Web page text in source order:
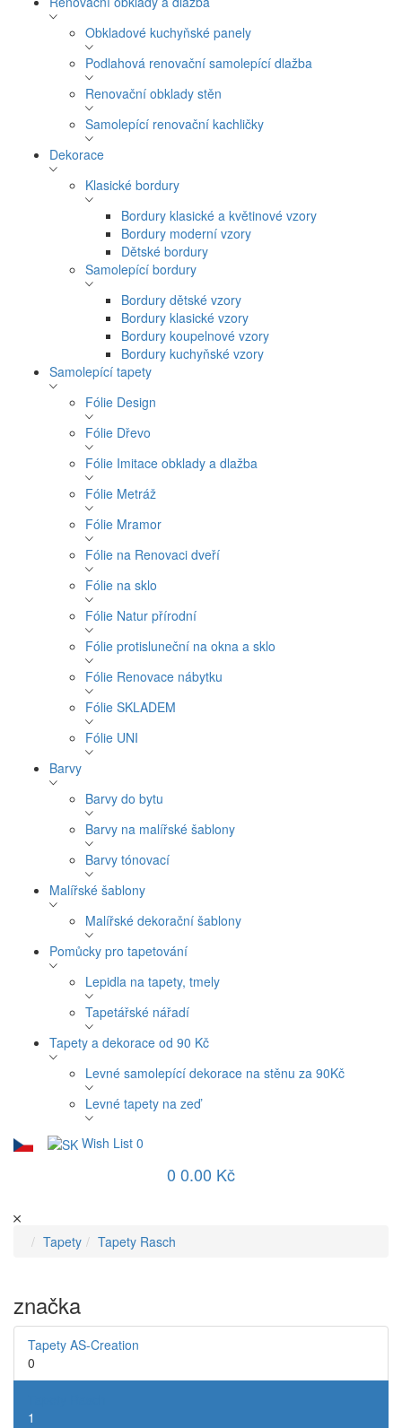
Obkladové kuchyňské panely
Podlahová renovační samolepící dlažba
Renovační obklady stěn
Samolepící renovační kachličky
Dekorace
Klasické bordury
Bordury klasické a květinové vzory
Bordury moderní vzory
Dětské bordury
Samolepící bordury
Bordury dětské vzory
Bordury klasické vzory
Bordury koupelnové vzory
Bordury kuchyňské vzory
Samolepící tapety
Fólie Design
Fólie Dřevo
Fólie Imitace obklady a dlažba
Fólie Metráž
Fólie Mramor
Fólie na Renovaci dveří
Fólie na sklo
Fólie Natur přírodní
Fólie protisluneční na okna a sklo
Fólie Renovace nábytku
Fólie SKLADEM
Fólie UNI
Barvy
Barvy do bytu
Barvy na malířské šablony
Barvy tónovací
Malířské šablony
Malířské dekorační šablony
Pomůcky pro tapetování
Lepidla na tapety, tmely
Tapetářské nářadí
Tapety a dekorace od 90 Kč
Levné samolepící dekorace na stěnu za 90Kč
Levné tapety na zeď
Wish List 0
0 0.00 Kč
Tapety Tapety Rasch
značka
Tapety AS-Creation
0
1